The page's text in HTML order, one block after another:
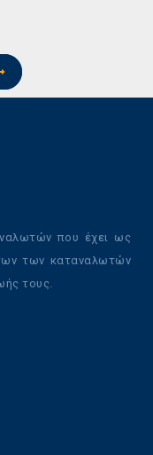
που έχει ως
των καταναλωτών
τους.